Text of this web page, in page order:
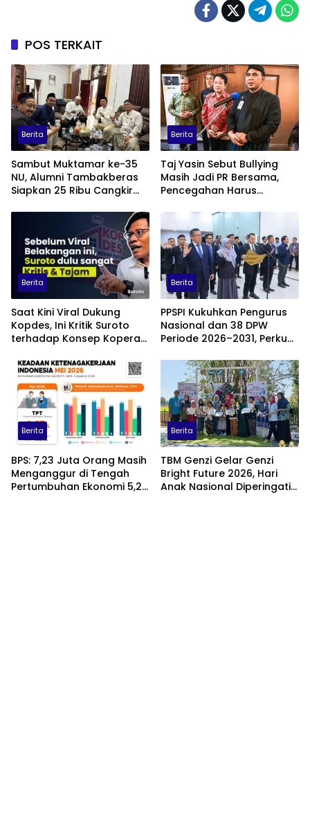
POS TERKAIT
Berita
Sambut Muktamar ke-35
NU, Alumni Tambakberas
Siapkan 25 Ribu Cangkir
Berita
Taj Yasin Sebut Bullying
Masih Jadi PR Bersama,
Pencegahan Harus
Pesantren
Berita
Saat Kini Viral Dukung
Kopdes, Ini Kritik Suroto
terhadap Konsep Koperasi
Berita
PPSPI Kukuhkan Pengurus
Nasional dan 38 DPW
Periode 2026–2031, Perkuat
Publik
Berita
BPS: 7,23 Juta Orang Masih
Menganggur di Tengah
Pertumbuhan Ekonomi 5,29
Berita
TBM Genzi Gelar Genzi
Bright Future 2026, Hari
Anak Nasional Diperingati